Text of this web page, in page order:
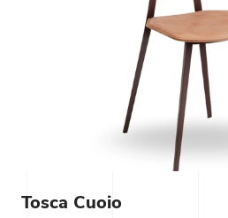
Tosca Cuoio